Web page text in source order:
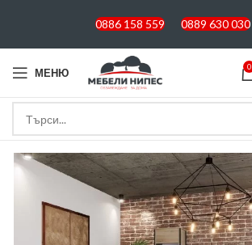
0886 158 559 0889 630 030
МЕНЮ 0